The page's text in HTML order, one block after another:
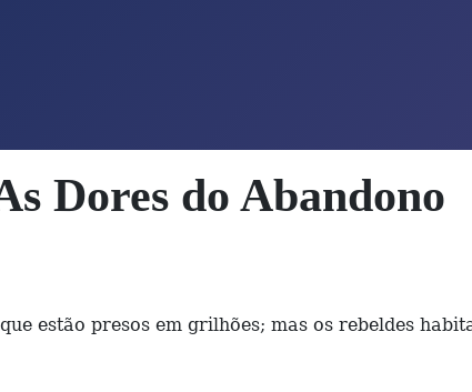
Dores do Abandono
estão presos em grilhões; mas os rebeldes